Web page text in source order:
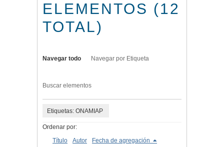
ELEMENTOS (12
TOTAL)
Navegar todo Navegar por Etiqueta
Buscar elementos
Etiquetas: ONAMIAP
Ordenar por:
Título
Autor Fecha de agregación